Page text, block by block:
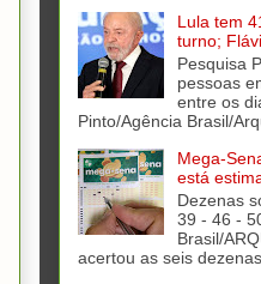
Lula tem
turno;
Pesquisa
pessoas
entre os
Pinto/Agência Brasil/
Mega-
está
Dezenas
39 - 46 -
Brasil/
acertou as seis dezenas